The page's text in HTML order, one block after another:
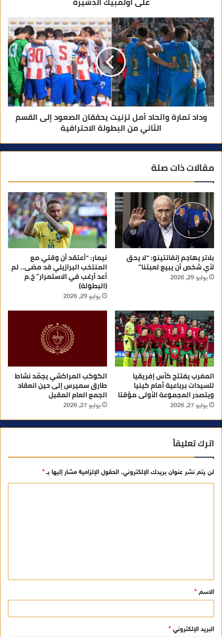
وداد تمارة واتحاد أمل تزنيت يحققان الصعود إلى القسم
الثاني من البطولة الاحترافية
مقالات ذات صلة
بلاتر يهاجم إنفانتينو: “لا يحق
لأي شخص أن يبيع لعبتنا”
يوليو 29, 2026
نيمار: “أعتقد أن وقتي مع
المنتخب البرازيلي قد مضى.. لم
أعد أرغب في الاستمرار” خ.م
(البطولة)
يوليو 29, 2026
المغرب يفتتح كأس إفريقيا
للسيدات برباعية أمام كينيا
ويتصدر المجموعة الأولى مؤقتا
يوليو 27, 2026
الكوكب المراكشي يجمّد نشاط
طارق سميرس إلى حين انعقاد
الجمع العام المقبل
يوليو 27, 2026
اترك تعليقاً
لن يتم نشر عنوان بريدك الإلكتروني. الحقول الإلزامية مشار إليها بـ*
ق
*
الاسم *
البريد الإلكتروني *